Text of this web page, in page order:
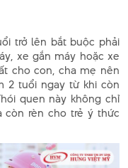
trở lên bắt buộc phải
xe gắn máy hoặc xe
cho con, cha mẹ nên
2 tuổi ngay từ khi còn
quen này không chỉ
còn rèn cho trẻ ý thức